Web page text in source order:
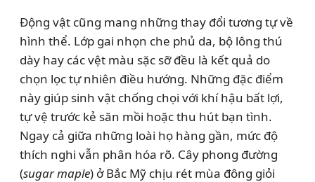
Động vật cũng mang những thay đổi tương tự về
hình thể. Lớp gai nhọn che phủ da, bộ lông thú
dày hay các vệt màu sặc sỡ đều là kết quả do
chọn lọc tự nhiên điều hướng. Những đặc điểm
này giúp sinh vật chống chọi với khí hậu bất lợi,
tự vệ trước kẻ săn mồi hoặc thu hút bạn tình.
Ngay cả giữa những loài họ hàng gần, mức độ
thích nghi vẫn phân hóa rõ. Cây phong đường
(sugar maple) ở Bắc Mỹ chịu rét mùa đông giỏi